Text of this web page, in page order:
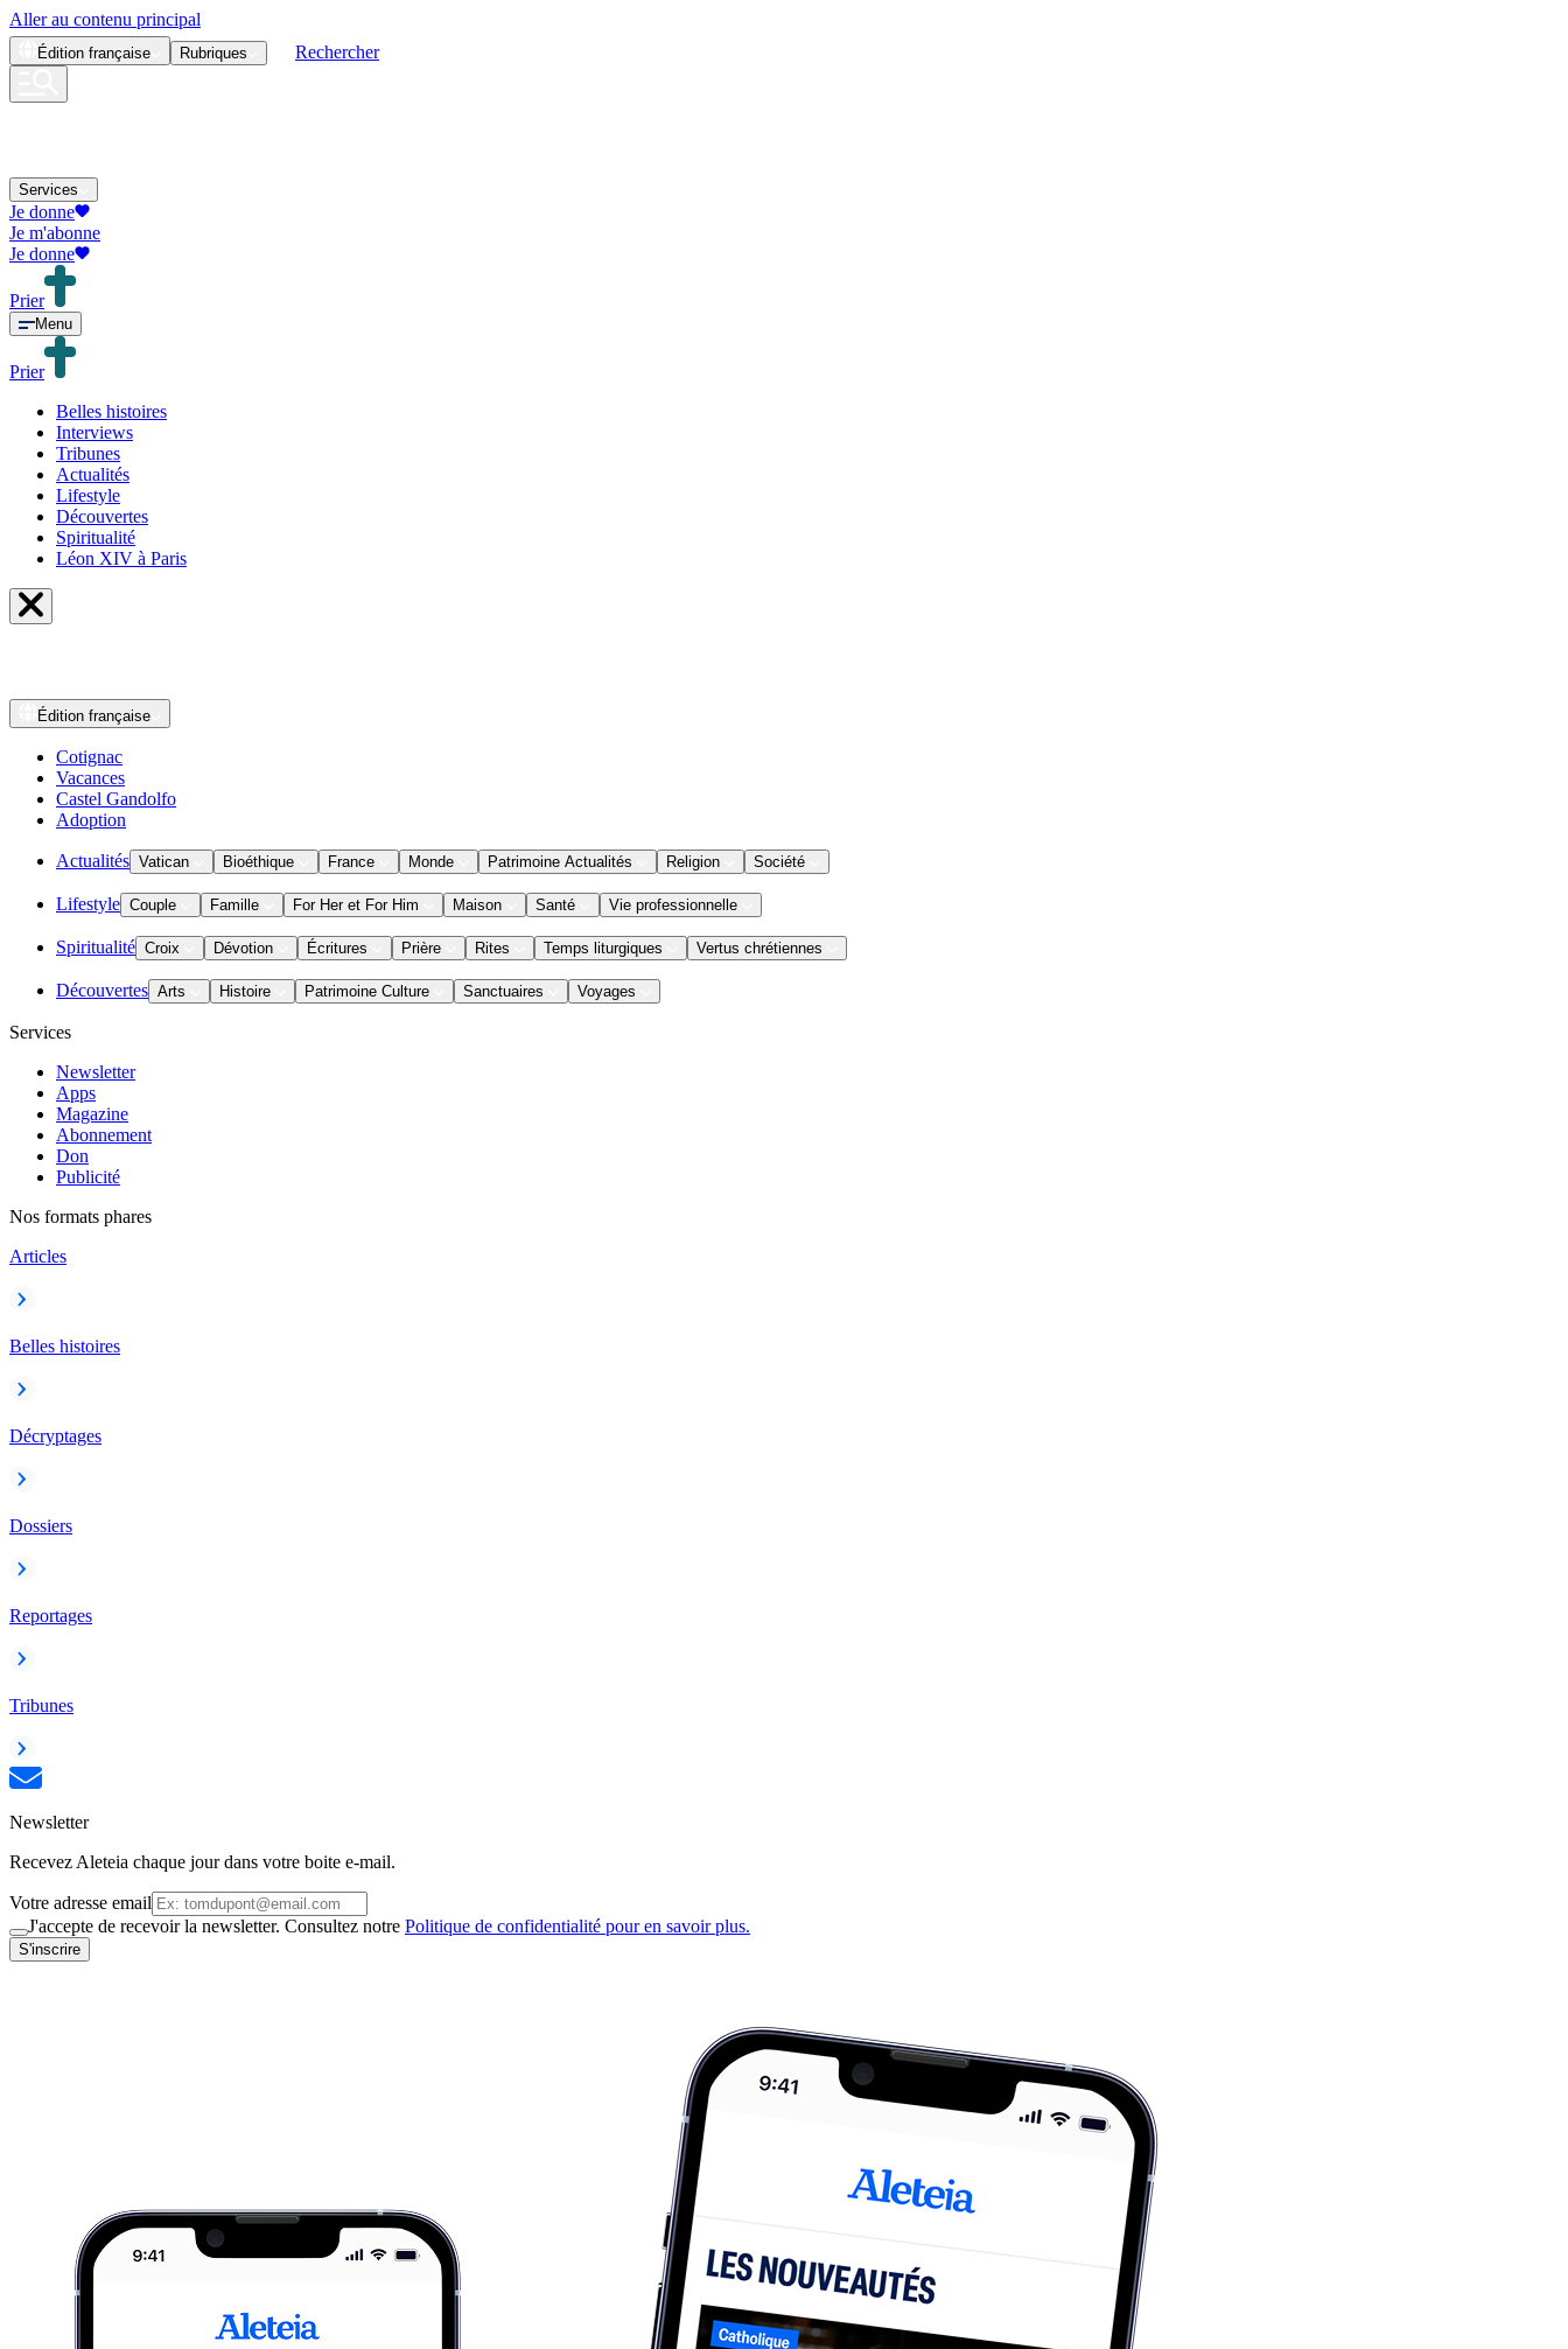
Aller au contenu principal
Édition française Rubriques Rechercher
Services
Je donne
Je m'abonne
Je donne
Prier
Menu
Prier
Belles histoires
Interviews
Tribunes
Actualités
Lifestyle
Découvertes
Spiritualité
Léon XIV à Paris
Édition française
Cotignac
Vacances
Castel Gandolfo
Adoption
Actualités Vatican Bioéthique France Monde Patrimoine Actualités Religion Société
Lifestyle Couple Famille For Her et For Him Maison Santé Vie professionnelle
Spiritualité Croix Dévotion Écritures Prière Rites Temps liturgiques Vertus chrétiennes
Découvertes Arts Histoire Patrimoine Culture Sanctuaires Voyages
Services
Newsletter
Apps
Magazine
Abonnement
Don
Publicité
Nos formats phares
Articles
Belles histoires
Décryptages
Dossiers
Reportages
Tribunes
Newsletter
Recevez Aleteia chaque jour dans votre boite e-mail.
Votre adresse email
J'accepte de recevoir la newsletter. Consultez notre Politique de confidentialité pour en savoir plus.
S'inscrire